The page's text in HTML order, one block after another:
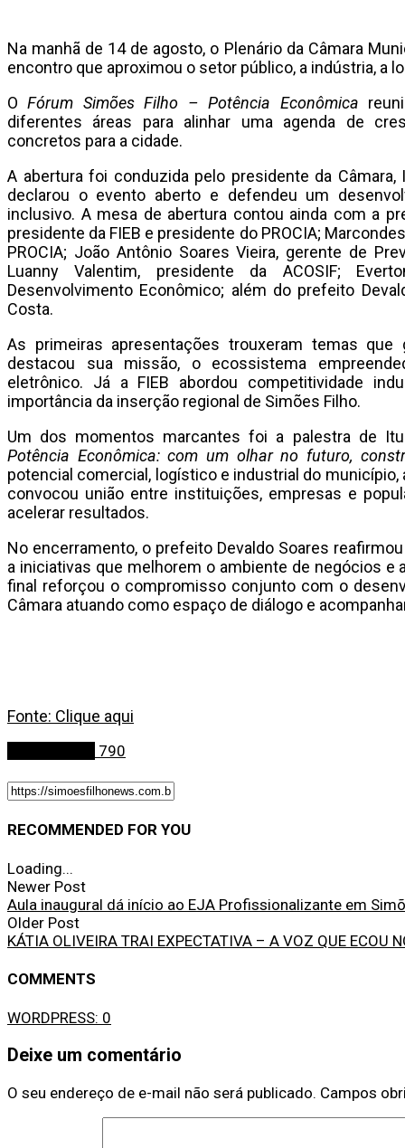
Na manhã de 14 de agosto, o Plenário da Câmara
encontro que aproximou o setor público, a indústria, a
OFórum Simões Filho – Potência Econômica
diferentes áreas para alinhar uma agenda de
concretos para a cidade.
A abertura foi conduzida pelo presidente da
declarou o evento aberto e defendeu um
inclusivo. A mesa de abertura contou ainda com a
presidente da FIEB e presidente do PROCIA;
PROCIA; João Antônio Soares Vieira, gerente de
Luanny Valentim, presidente da ACOSIF;
Desenvolvimento Econômico; além do prefeito
Costa.
As primeiras apresentações trouxeram temas que
destacou sua missão, o ecossistema
eletrônico. Já a FIEB abordou competitividade
importância da inserção regional de Simões Filho.
Um dos momentos marcantes foi a palestra de
Potência Econômica: com um olhar no futuro,
potencial comercial, logístico e industrial do
convocou união entre instituições, empresas e
acelerar resultados.
No encerramento, o prefeito Devaldo Soares
a iniciativas que melhorem o ambiente de negócios e
final reforçou o compromisso conjunto com o
Câmara atuando como espaço de diálogo e
Fonte: Clique aqui
790
RECOMMENDED FOR YOU
Loading...
Newer Post
Aula inaugural dá início ao EJA Profissionalizante em
Older Post
KÁTIA OLIVEIRA TRAI EXPECTATIVA – A VOZ QUE ECOU
COMMENTS
WORDPRESS: 0
Deixe um comentário
O seu endereço de e-mail não será publicado. Campos